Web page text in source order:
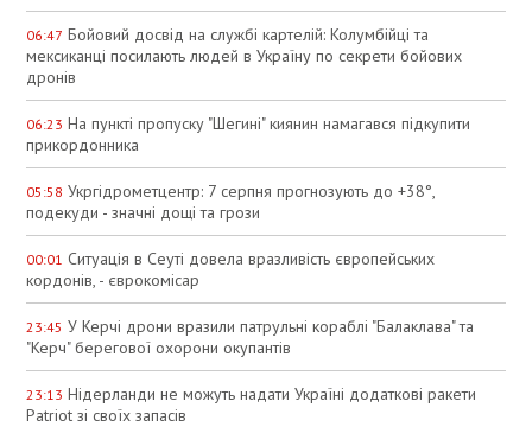
06:47 Бойовий досвід на службі картелій: Колумбійці та
мексиканці посилають людей в Україну по секрети бойових
дронів
06:23 На пункті пропуску "Шегині" киянин намагався підкупити
прикордонника
05:58 Укргідрометцентр: 7 серпня прогнозують до +38°,
подекуди - значні дощі та грози
00:01 Ситуація в Сеуті довела вразливість європейських
кордонів, - єврокомісар
23:45 У Керчі дрони вразили патрульні кораблі "Балаклава" та
"Керч" берегової охорони окупантів
23:13 Нідерланди не можуть надати Україні додаткові ракети
Patriot зі своїх запасів